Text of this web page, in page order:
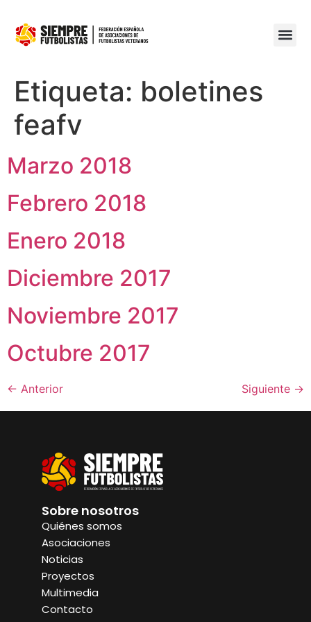
Etiqueta: boletines
feafv
Marzo 2018
Febrero 2018
Enero 2018
Diciembre 2017
Noviembre 2017
Octubre 2017
← Anterior Siguiente →
Sobre nosotros
Quiénes somos
Asociaciones
Noticias
Proyectos
Multimedia
Contacto